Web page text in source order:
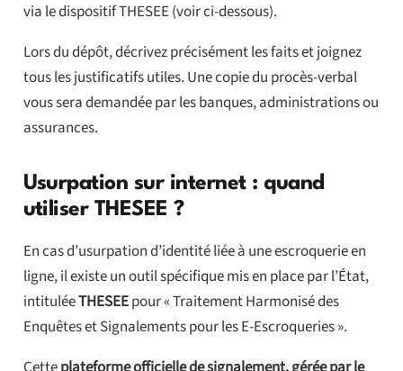
via le dispositif THESEE (voir ci-dessous).
Lors du dépôt, décrivez précisément les faits et joignez
tous les justificatifs utiles. Une copie du procès-verbal
vous sera demandée par les banques, administrations ou
assurances.
Usurpation sur internet : quand
utiliser THESEE ?
En cas d’usurpation d’identité liée à une escroquerie en
ligne, il existe un outil spécifique mis en place par l’État,
intituléeTHESEEpour « Traitement Harmonisé des
Enquêtes et Signalements pour les E-Escroqueries ».